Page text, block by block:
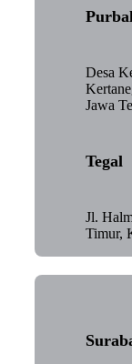
Desa
Jawa
Tegal
Jl.
Timur,